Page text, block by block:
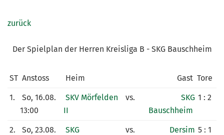
ARCHIV
zurück
Der Spielplan der Herren Kreisliga B - SKG Bauschheim
ST Anstoss Heim Gast Tore
1.
So, 16.08.
13:00
SKV Mörfelden
II
vs.
SKG
Bauschheim
1 : 2
2.
So, 23.08.
SKG
vs.
Dersim 5 : 1